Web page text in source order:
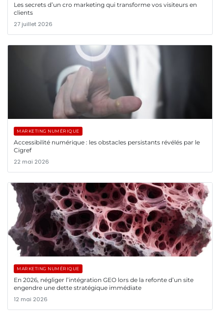
Les secrets d’un cro marketing qui transforme vos visiteurs en
clients
27 juillet 2026
MARKETING NUMÉRIQUE
Accessibilité numérique : les obstacles persistants révélés par le
Cigref
22 mai 2026
MARKETING NUMÉRIQUE
En 2026, négliger l’intégration GEO lors de la refonte d’un site
engendre une dette stratégique immédiate
12 mai 2026